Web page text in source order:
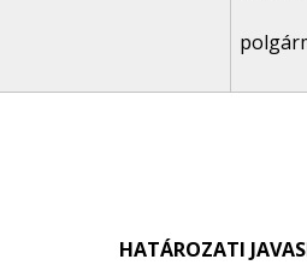
HATÁROZATI